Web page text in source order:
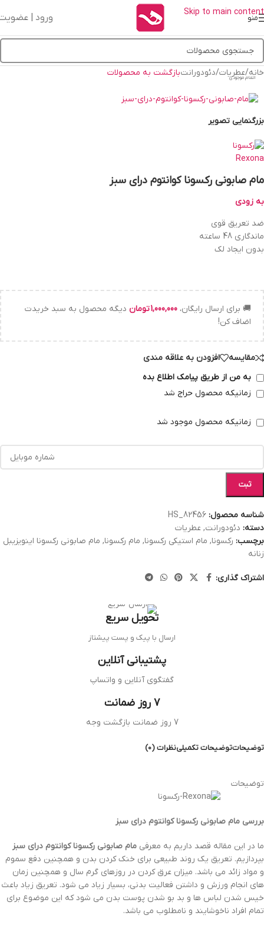
Skip to main content
منو ورود |
خانه/عطریات/دئودورانتبازگشت به محصولات اتمام موجودی
بزرگنمایی تصویر
مام صابونی رکسونا کوانتوم درای سبز
به زودی
ضد تعریق قوی
ماندگاری 48 ساعته
بدون ایجاد لک
🚚 برای ارسال رایگان، 1,000,000تومان دیگه محصول به سبد خریدت
اضاف کن!
مقایسه
افزودن به علاقه مندی
به من از طریق پیامک اطلاع بده
زمانیکه محصول حراج شد
زمانیکه محصول موجود شد
ثبت
شناسه محصول: HS_82456
دسته: دئودورانت, عطریات
برچسب: رکسونا, مام استیکی رکسونا, مام رکسونا, مام صابونی رکسونا اینویزیبل
زنانه
اشتراک گذاری:
تحویل سریع
ارسال با پیک و پست پیشتاز
پشتیبانی آنلاین
گفتگوی آنلاین و واتساپ
7 روز ضمانت
7 روز ضمانت بازگشت وجه
توضیحاتتوضیحات تکمیلینظرات (0)
توضیحات
بررسی مام صابونی رکسونا کوانتوم درای سبز
ما در این مقاله قصد داریم به معرفی مام صابونی رکسونا کوانتوم درای سبز
بپردازیم. تعریق یک روند طبیعی برای خنک کردن بدن و همچنین دفع سموم
و مواد زائد می باشد. میزان عرق کردن در روزهای گرم سال و همچنین زمان
های انجام ورزش و داشتن فعالیت بدنی، بسیار زیاد می شود. تعریق زیاد باعث
خیس شدن لباس ها و بد بو شدن پوست بدن می شود که این موضوع برای
تمام افراد ناخوشایند و نامطلوب می باشد.